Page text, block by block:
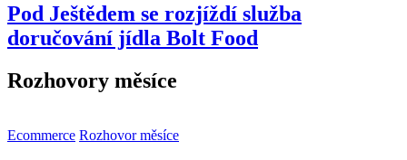
Pod Ještědem se rozjíždí služba
doručování jídla Bolt Food
Rozhovory měsíce
Ecommerce Rozhovor měsíce